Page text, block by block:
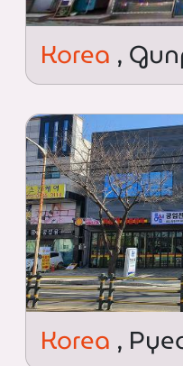
Korea ,
Korea ,